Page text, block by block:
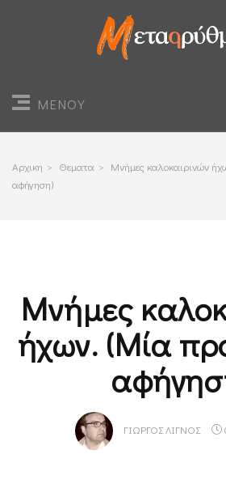
ΜΕΝΟΥ
Αρχικη > Θεματα > Μνήμες καλοκαιρινών
αφήγηση)
Μνήμες
ήχων. (Μία
ΓΙΏΡΓΟΣ ΛΙΓΝΌΣ